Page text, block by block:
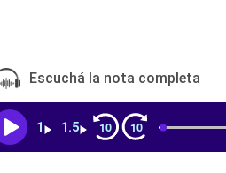
Escuchá la nota completa
1 1.5 10 10